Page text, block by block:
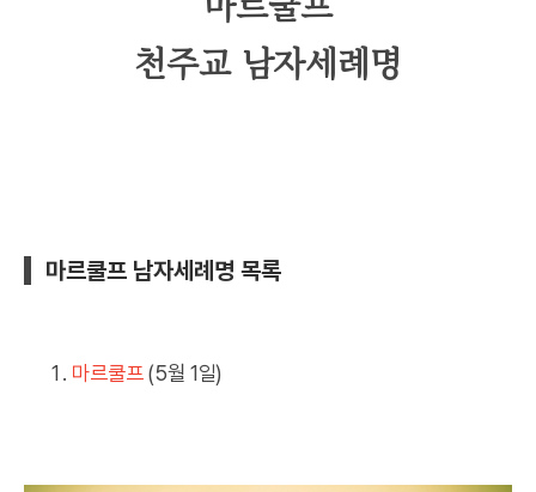
천주교 남자세례명
마르쿨프 남자세례명 목록
마르쿨프(5월 1일)